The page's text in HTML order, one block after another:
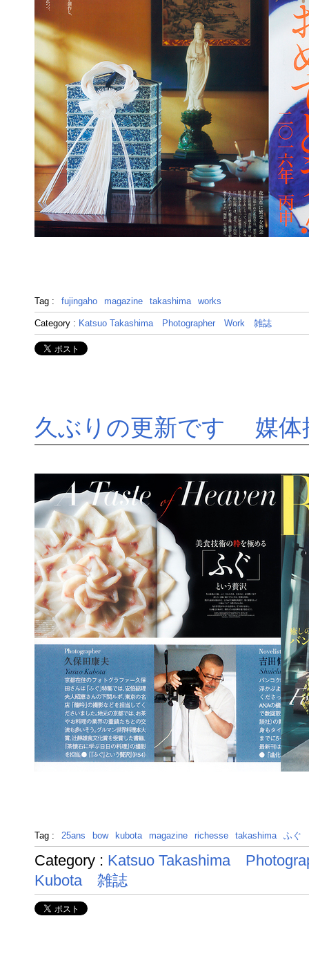
Tag : fujingaho magazine takashima works
Category : Katsuo Takashima Photographer Work 雑誌
久ぶりの更新です 媒体
Tag : 25ans bow kubota magazine richesse takashima ふぐ
Category : Katsuo Takashima
Kubota
雑誌